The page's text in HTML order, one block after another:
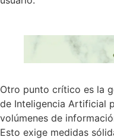
Otro punto crítico es la
de Inteligencia Artificial
volúmenes de
Esto exige medidas